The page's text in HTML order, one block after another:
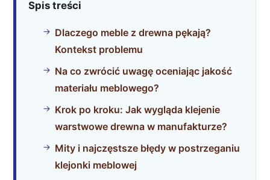
Spis treści
Dlaczego meble z drewna pękają?
Kontekst problemu
Na co zwrócić uwagę oceniając jakość
materiału meblowego?
Krok po kroku: Jak wygląda klejenie
warstwowe drewna w manufakturze?
Mity i najczęstsze błędy w postrzeganiu
klejonki meblowej